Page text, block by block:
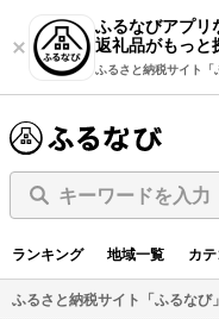
ふるなびアプリ
返礼品がもっと
ふるさと納税サイト「
キーワードを入力
ランキング 地域一覧 カ
ふるさと納税サイト「ふるなび」